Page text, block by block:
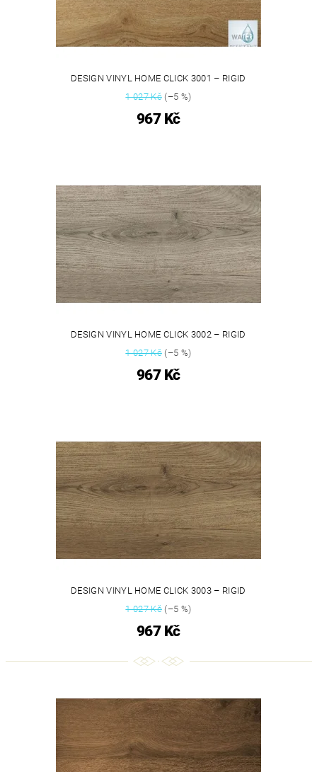
DESIGN VINYL HOME CLICK 3001 – RIGID
1 027 Kč(–5 %)
967 Kč
DESIGN VINYL HOME CLICK 3002 – RIGID
1 027 Kč(–5 %)
967 Kč
DESIGN VINYL HOME CLICK 3003 – RIGID
1 027 Kč(–5 %)
967 Kč